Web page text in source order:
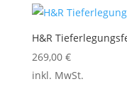
H&R
269,00 €
Dieses
inkl. MwSt.